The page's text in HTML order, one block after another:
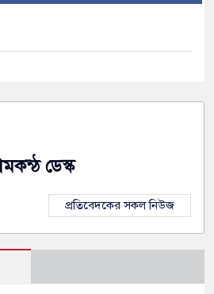
মামলা
ডেস্ক
প্রতিবেদকের সকল নিউজ